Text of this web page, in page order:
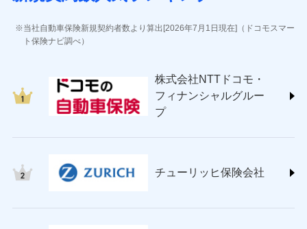
ソニー損害保険株式会社
(https://www.sonysonpo.co.jp/)
ＳＯＭＰＯダイレクト損害保険株式会社
(https://www.sompo-direct.co.jp/)
チューリッヒ保険会社 (https://www.zurich.co.jp/)
(https://www.nisshinfire.co.jp/)
(https://www.petfamilyins.co.jp/)
当社自動車保険新規契約者数より算出[2026年7月1日現在]（ドコモスマー
ト保険ナビ調べ）
株式会社NTTドコモ・
フィナンシャルグルー
プ
チューリッヒ保険会社